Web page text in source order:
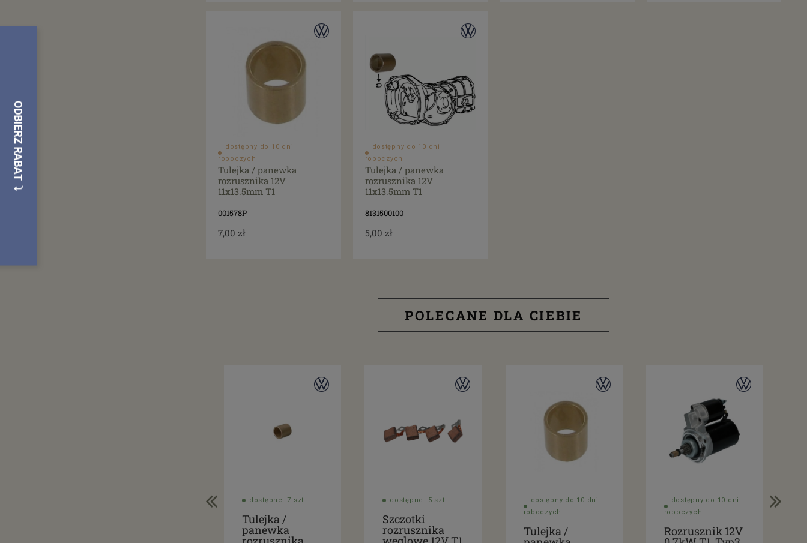
dostępny do 10 dni
roboczych
Tulejka / panewka
rozrusznika 12V
11x13.5mm T1
001578P
7,00 zł
dostępny do 10 dni
roboczych
Tulejka / panewka
rozrusznika 12V
11x13.5mm T1
8131500100
5,00 zł
POLECANE DLA CIEBIE
dostępne: 7 szt.
Tulejka /
panewka
dostępne: 5 szt.
Szczotki
rozrusznika
dostępny do 10 dni
roboczych
Tulejka /
dostępny do 10 dni
roboczych
Rozrusznik 12V